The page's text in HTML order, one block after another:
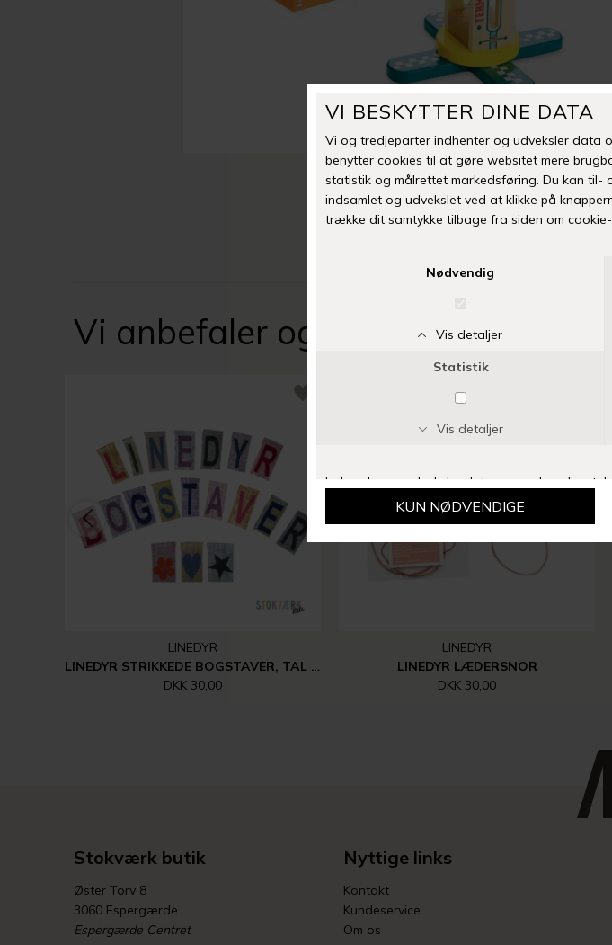
Vi anbefaler også
LINEDYR
LINEDYR STRIKKEDE BOGSTAVER, TAL MM.
DKK 30,00
LINEDYR
LINEDYR LÆDERSNOR
DKK 30,00
Stokværk butik
Øster Torv 8
3060 Espergærde
Espergærde Centret
Nyttige links
Kontakt
Kundeservice
Om os